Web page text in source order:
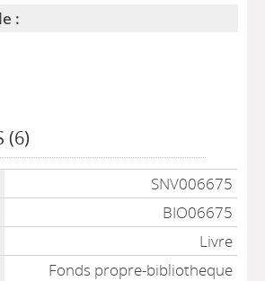
:
(6)
SNV006675
BIO06675
Livre
Fonds propre-bibliotheque